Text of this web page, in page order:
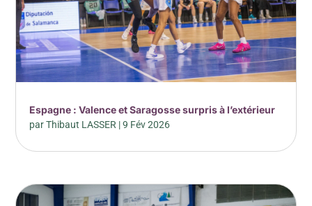
Espagne : Valence et Saragosse surpris à l’extérieur
parThibaut LASSER |9 Fév 2026